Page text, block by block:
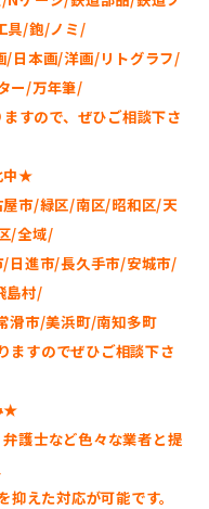
具/鉋/ノミ/
日本画/洋画/リトグラフ/
ー/万年筆/
すので、ぜひご相談下さ
中★
市/緑区/南区/昭和区/天
/全域/
日進市/長久手市/安城市/
島村/
滑市/美浜町/南知多町
ますのでぜひご相談下さ
★
護士など色々な業者と提
えた対応が可能です。